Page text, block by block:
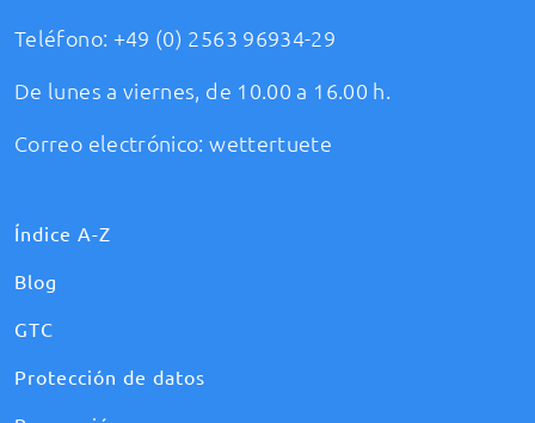
Teléfono: +49 (0) 2563 96934-29
De lunes a viernes, de 10.00 a 16.00 h.
Correo electrónico:wettertuete
Índice A-Z
Blog
GTC
Protección de datos